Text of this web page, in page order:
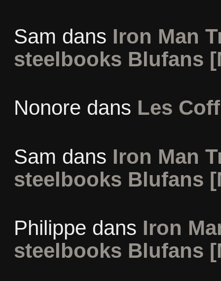
Sam dans Iron Man
steelbooks Blufans
Nonore dans Les
Sam dans Iron Man
steelbooks Blufans
Philippe dans Iron
steelbooks Blufans